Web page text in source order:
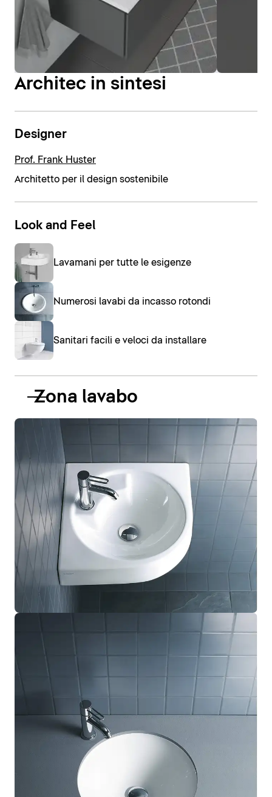
Architec in sintesi
Designer
Prof. Frank Huster
Architetto per il design sostenibile
Look and Feel
Lavamani per tutte le esigenze
Numerosi lavabi da incasso rotondi
Sanitari facili e veloci da installare
Zona lavabo